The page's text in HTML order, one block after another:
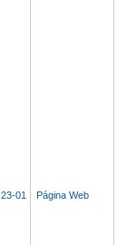
23-01 Página Web